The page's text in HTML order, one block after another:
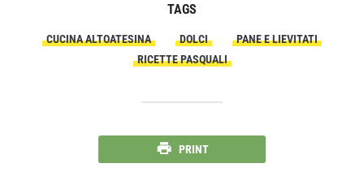
TAGS
CUCINA ALTOATESINA DOLCI
PANE E LIEVITATI
RICETTE PASQUALI
PRINT